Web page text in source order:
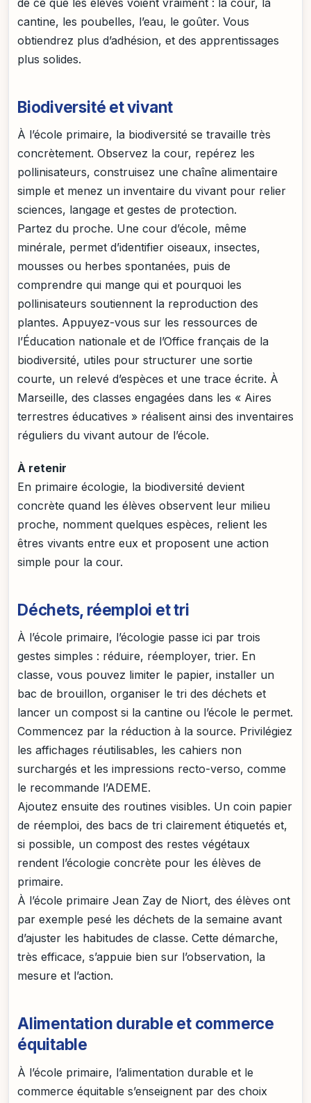
cantine, les poubelles, l’eau, le goûter. Vous
obtiendrez plus d’adhésion, et des apprentissages
plus solides.
Biodiversité et vivant
À l’école primaire, la biodiversité se travaille très
concrètement. Observez la cour, repérez les
pollinisateurs, construisez une chaîne alimentaire
simple et menez un inventaire du vivant pour relier
sciences, langage et gestes de protection.
Partez du proche. Une cour d’école, même
minérale, permet d’identifier oiseaux, insectes,
mousses ou herbes spontanées, puis de
comprendre qui mange qui et pourquoi les
pollinisateurs soutiennent la reproduction des
plantes. Appuyez-vous sur les ressources de
l’Éducation nationale et de l’Office français de la
biodiversité, utiles pour structurer une sortie
courte, un relevé d’espèces et une trace écrite. À
Marseille, des classes engagées dans les « Aires
terrestres éducatives » réalisent ainsi des inventaires
réguliers du vivant autour de l’école.
À retenir
En primaire écologie, la biodiversité devient
concrète quand les élèves observent leur milieu
proche, nomment quelques espèces, relient les
êtres vivants entre eux et proposent une action
simple pour la cour.
Déchets, réemploi et tri
À l’école primaire, l’écologie passe ici par trois
gestes simples : réduire, réemployer, trier. En
classe, vous pouvez limiter le papier, installer un
bac de brouillon, organiser le tri des déchets et
lancer un compost si la cantine ou l’école le permet.
Commencez par la réduction à la source. Privilégiez
les affichages réutilisables, les cahiers non
surchargés et les impressions recto-verso, comme
le recommande l’ADEME.
Ajoutez ensuite des routines visibles. Un coin papier
de réemploi, des bacs de tri clairement étiquetés et,
si possible, un compost des restes végétaux
rendent l’écologie concrète pour les élèves de
primaire.
À l’école primaire Jean Zay de Niort, des élèves ont
par exemple pesé les déchets de la semaine avant
d’ajuster les habitudes de classe. Cette démarche,
très efficace, s’appuie bien sur l’observation, la
mesure et l’action.
Alimentation durable et commerce
équitable
À l’école primaire, l’alimentation durable et le
commerce équitable s’enseignent par des choix